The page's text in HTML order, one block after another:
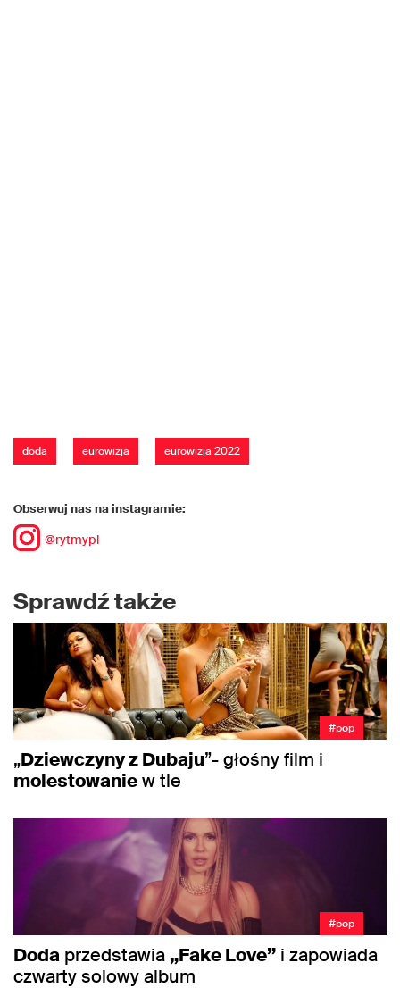
doda eurowizja eurowizja 2022
Obserwuj nas na instagramie:
@rytmypl
Sprawdź także
#pop
„Dziewczyny z Dubaju”- głośny film i
molestowaniew tle
#pop
Doda przedstawia „Fake Love” i zapowiada
czwarty solowy album